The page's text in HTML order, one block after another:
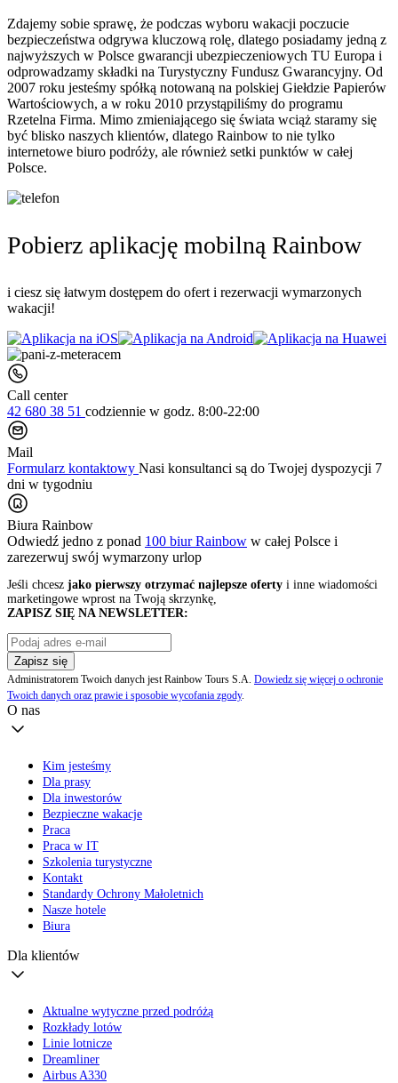
Zdajemy sobie sprawę, że podczas wyboru wakacji poczucie
bezpieczeństwa odgrywa kluczową rolę, dlatego posiadamy jedną z
najwyższych w Polsce gwarancji ubezpieczeniowych TU Europa i
odprowadzamy składki na Turystyczny Fundusz Gwarancyjny. Od
2007 roku jesteśmy spółką notowaną na polskiej Giełdzie Papierów
Wartościowych, a w roku 2010 przystąpiliśmy do programu
Rzetelna Firma. Mimo zmieniającego się świata wciąż staramy się
być blisko naszych klientów, dlatego Rainbow to nie tylko
internetowe biuro podróży, ale również setki punktów w całej
Polsce.
Pobierz aplikację mobilną Rainbow
i ciesz się łatwym dostępem do ofert i rezerwacji wymarzonych
wakacji!
Call center
42 680 38 51 codziennie w godz. 8:00-22:00
Mail
Formularz kontaktowy Nasi konsultanci są do Twojej dyspozycji 7
dni w tygodniu
Biura Rainbow
Odwiedź jedno z ponad 100 biur Rainbow w całej Polsce i
zarezerwuj swój wymarzony urlop
Jeśli chcesz jako pierwszy otrzymać najlepsze oferty i inne wiadomości
marketingowe wprost na Twoją skrzynkę,
ZAPISZ SIĘ NA NEWSLETTER:
Zapisz się
Administratorem Twoich danych jest Rainbow Tours S.A. Dowiedz się więcej o ochronie
Twoich danych oraz prawie i sposobie wycofania zgody.
O nas
Kim jesteśmy
Dla prasy
Dla inwestorów
Bezpieczne wakacje
Praca
Praca w IT
Szkolenia turystyczne
Kontakt
Standardy Ochrony Małoletnich
Nasze hotele
Biura
Dla klientów
Aktualne wytyczne przed podróżą
Rozkłady lotów
Linie lotnicze
Dreamliner
Airbus A330